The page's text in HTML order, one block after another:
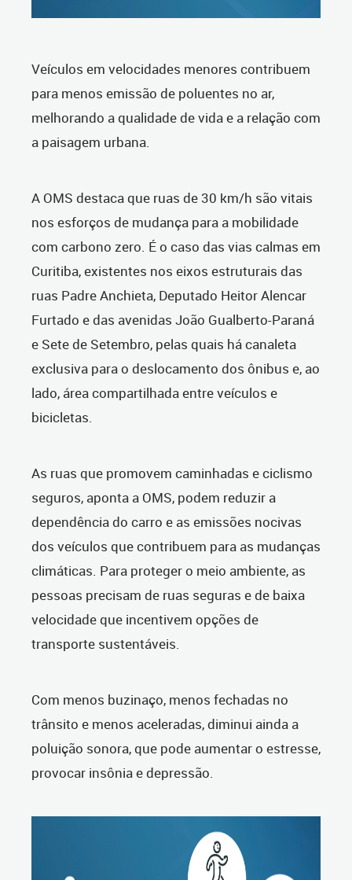
Veículos em velocidades menores contribuem
para menos emissão de poluentes no ar,
melhorando a qualidade de vida e a relação com
a paisagem urbana.
A OMS destaca que ruas de 30 km/h são vitais
nos esforços de mudança para a mobilidade
com carbono zero. É o caso das vias calmas em
Curitiba, existentes nos eixos estruturais das
ruas Padre Anchieta, Deputado Heitor Alencar
Furtado e das avenidas João Gualberto-Paraná
e Sete de Setembro, pelas quais há canaleta
exclusiva para o deslocamento dos ônibus e, ao
lado, área compartilhada entre veículos e
bicicletas.
As ruas que promovem caminhadas e ciclismo
seguros, aponta a OMS, podem reduzir a
dependência do carro e as emissões nocivas
dos veículos que contribuem para as mudanças
climáticas. Para proteger o meio ambiente, as
pessoas precisam de ruas seguras e de baixa
velocidade que incentivem opções de
transporte sustentáveis.
Com menos buzinaço, menos fechadas no
trânsito e menos aceleradas, diminui ainda a
poluição sonora, que pode aumentar o estresse,
provocar insônia e depressão.